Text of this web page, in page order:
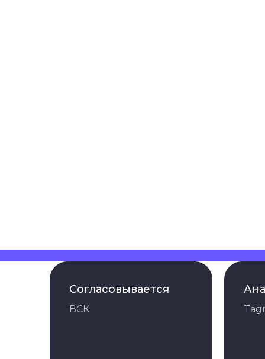
ВСК
Согласовывается